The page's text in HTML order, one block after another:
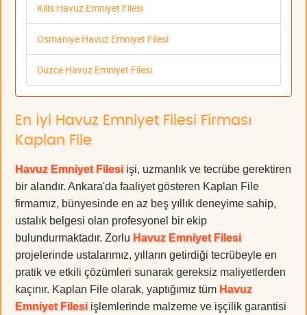
Kilis Havuz Emniyet Filesi
Osmaniye Havuz Emniyet Filesi
Düzce Havuz Emniyet Filesi
En İyi Havuz Emniyet Filesi Firması
Kaplan File
Havuz Emniyet Filesi işi, uzmanlık ve tecrübe gerektiren
bir alandır. Ankara'da faaliyet gösteren Kaplan File
firmamız, bünyesinde en az beş yıllık deneyime sahip,
ustalık belgesi olan profesyonel bir ekip
bulundurmaktadır. Zorlu Havuz Emniyet Filesi
projelerinde ustalarımız, yılların getirdiği tecrübeyle en
pratik ve etkili çözümleri sunarak gereksiz maliyetlerden
kaçınır. Kaplan File olarak, yaptığımız tüm Havuz
Emniyet Filesi işlemlerinde malzeme ve işçilik garantisi